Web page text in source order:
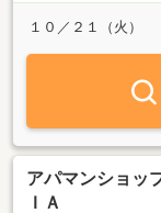
１０／２１（火）
アパマンショ
ＩＡ